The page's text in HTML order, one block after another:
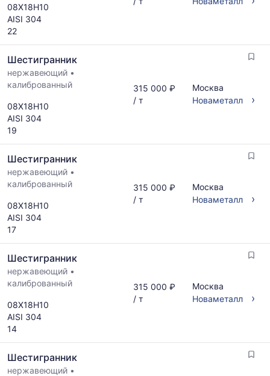
08Х18Н10
AISI 304
22
Шестигранник
нержавеющий •
калиброванный
08Х18Н10
AISI 304
19
315 000 ₽
/ т
Москва
Новаметалл
›
Шестигранник
нержавеющий •
калиброванный
08Х18Н10
AISI 304
17
315 000 ₽
/ т
Москва
Новаметалл
›
Шестигранник
нержавеющий •
калиброванный
08Х18Н10
AISI 304
14
315 000 ₽
/ т
Москва
Новаметалл
›
Шестигранник
нержавеющий •